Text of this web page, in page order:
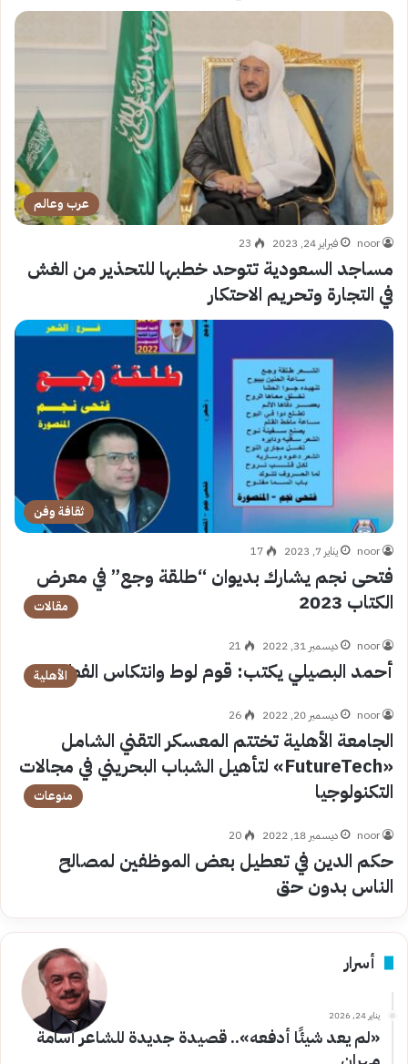
عرب وعالم
noor فبراير 24, 2023 23
مساجد السعودية تتوحد خطبها للتحذير من الغش
في التجارة وتحريم الاحتكار
ثقافة وفن
noor يناير 7, 2023 17
فتحى نجم يشارك بديوان “طلقة وجع” في معرض
الكتاب 2023
مقالات
noor ديسمبر 31, 2022 21
أحمد البصيلي يكتب: قوم لوط وانتكاس الفطرةالأهلية
noor ديسمبر 20, 2022 26
الجامعة الأهلية تختتم المعسكر التقني الشامل
«FutureTech» لتأهيل الشباب البحريني في مجالات
التكنولوجيا
منوعات
noor ديسمبر 18, 2022 20
حكم الدين في تعطيل بعض الموظفين لمصالح
الناس بدون حق
أسرار
يناير 24, 2026
«لم يعد شيئًا أدفعه».. قصيدة جديدة للشاعر أسامة